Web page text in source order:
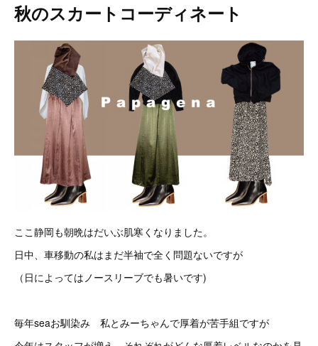
秋のスカートコーディネート
ここ静岡も朝晩はだいぶ肌寒くなりました。
日中、車移動の私はまだ半袖で全く問題ないですが
（日によってはノースリーブでも暑いです)
毎年seaお馴染み 私とみーちゃんで厚着が苦手組ですが